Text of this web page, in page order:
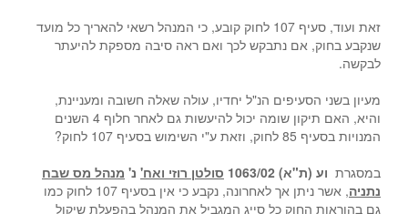
זאת ועוד, סעיף 107 לחוק קובע, כי המנהל רשאי להאריך כל מועד
שנקבע בחוק, אם נתבקש לכך ואם ראה סיבה מספקת להיעתר
לבקשה.
מעיון בשני הסעיפים הנ"ל יחדיו, עולה שאלה חשובה ומעניינת,
והיא, האם תיקון שומה יכול להיעשות גם לאחר חלוף 4 השנים
המנויות בסעיף 85 לחוק, וזאת ע"י השימוש בסעיף 107 לחוק?
במסגרת וע (ת"א) 1063/02 סולטן רוזי ואח' נ' מנהל מס שבח
נתניה
, אשר ניתן אך לאחרונה, נקבע כי אין בסעיף 107 לחוק כמו
גם בהוראות החוק כל סייג המגביל את המנהל בהפעלת שיקול